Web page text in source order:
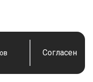
Согласен